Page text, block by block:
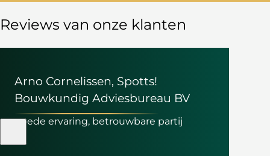
Reviews van onze klanten
Arno Cornelissen, Spotts!
Bouwkundig Adviesbureau BV
goede ervaring, betrouwbare partij